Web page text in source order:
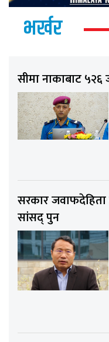
भर्खर
सीमा नाकाबाट ५२६
सरकार जवाफदेहिता
सांसद् पुन